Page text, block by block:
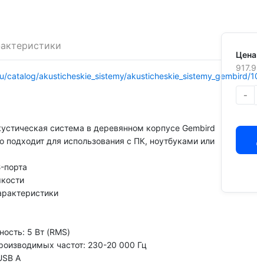
catalog/akusticheskie_sistemy/akusticheskie_sistemy_gembird/
система в деревянном корпусе Gembird
подходит для использования с ПК, ноутбуками или
порта
5 Вт (RMS)
частот: 230-20 000 Гц
A
-